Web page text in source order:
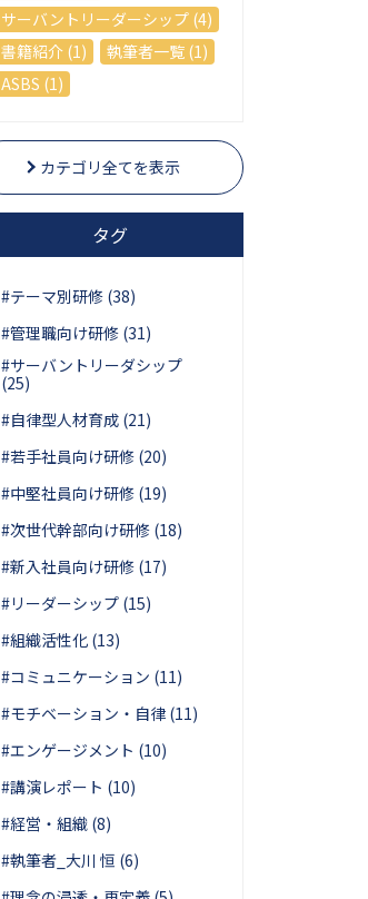
サーバントリーダーシップ (4)
書籍紹介 (1)
執筆者一覧 (1)
ASBS (1)
カテゴリ全てを表示
タグ
#テーマ別研修 (38)
#管理職向け研修 (31)
#サーバントリーダシップ
(25)
#自律型人材育成 (21)
#若手社員向け研修 (20)
#中堅社員向け研修 (19)
#次世代幹部向け研修 (18)
#新入社員向け研修 (17)
#リーダーシップ (15)
#組織活性化 (13)
#コミュニケーション (11)
#モチベーション・自律 (11)
#エンゲージメント (10)
#講演レポート (10)
#経営・組織 (8)
#執筆者_大川 恒 (6)